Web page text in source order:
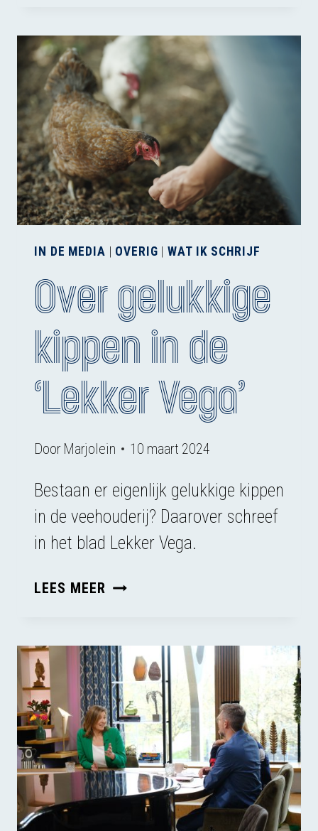
JAARTAAL
IN DE MEDIA | OVERIG |WAT IK SCHRIJF
Over gelukkige
kippen in de
‘Lekker Vega’
Door Marjolein 10 maart 2024
Bestaan er eigenlijk gelukkige kippen
in de veehouderij? Daarover schreef
in het blad Lekker Vega.
LEES MEER OVER
IN
DE
‘LEKKER
VEGA’